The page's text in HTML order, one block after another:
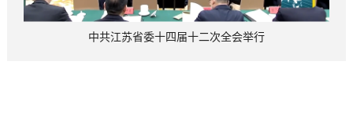
中共江苏省委十四届十二次全会举行